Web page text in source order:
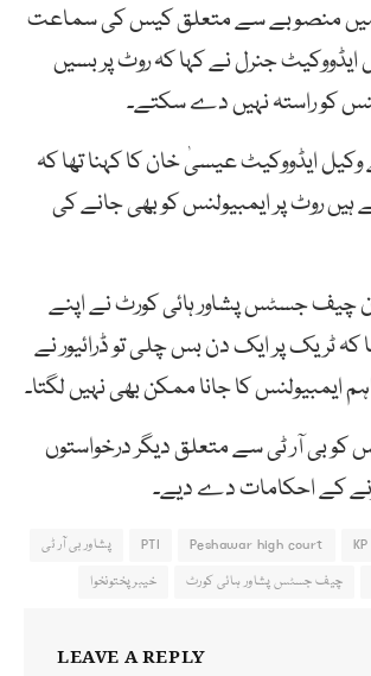
میں منصوبے سے متعلق کیس کی سماعت
ایڈووکیٹ جنرل نے کہا کہ روٹ پر بسیں
کو راستہ نہیں دے سکتے۔
ایڈووکیٹ عیسیٰ خان کا کہنا تھا کہ
روٹ پر ایمبیولنس کو بھی جانے کی
جسٹس پشاور ہائی کورٹ نے اپنے
ٹریک پر ایک دن بس چلی تو ڈرائیور نے
ایمبیولنس کا جانا ممکن بھی نہیں لگتا۔
بی آر ٹی سے متعلق دیگر درخواستوں
کے احکامات دے دیے۔
KP
Peshawar high court
PTI
پشاور بی آر ٹی
چیف جسٹس پشاور ہائی کورٹ خیبرپختونخوا
LEAVE A REPLY